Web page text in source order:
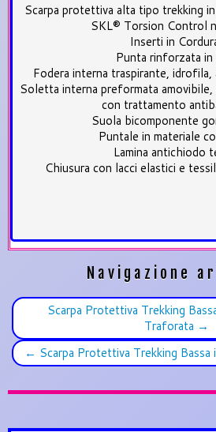
Scarpa protettiva alta tipo trekking
SKL® Torsion Control
Inserti in
Punta rinforzata in
Fodera interna traspirante,
Soletta interna preformata
con trattamento
Suola bicomponente
Puntale in materiale
Lamina antichiodo
Chiusura con lacci elastici e
Navigazione
Scarpa Protettiva Trekking
Traforata →
← Scarpa Protettiva Trekking Bassa